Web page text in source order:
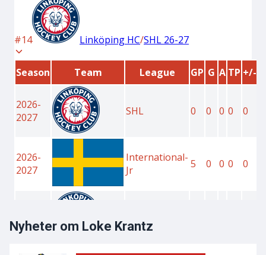
Nyheter om Loke Krantz